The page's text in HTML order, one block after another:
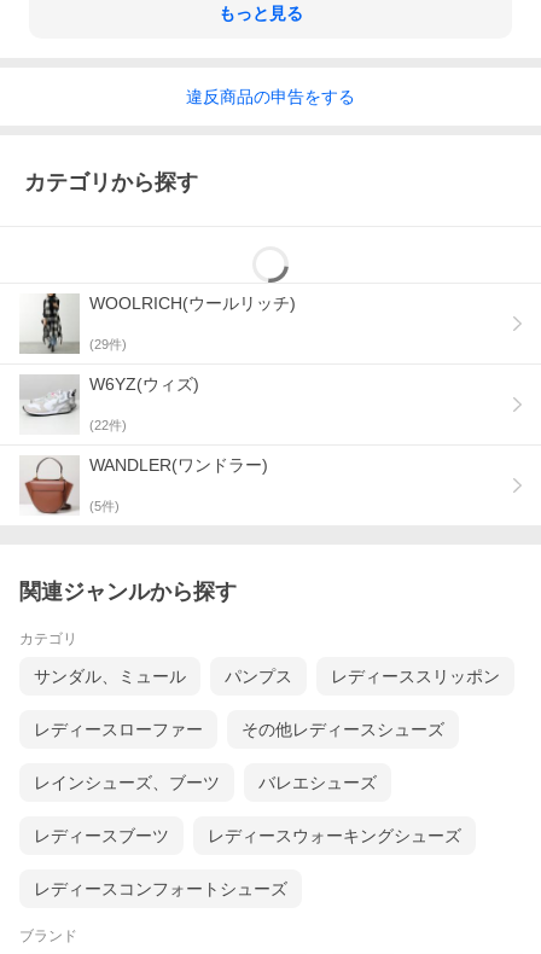
もっと見る
違反商品の申告をする
カテゴリから探す
WOOLRICH(ウールリッチ)
(29件)
W6YZ(ウィズ)
(22件)
WANDLER(ワンドラー)
(5件)
関連ジャンルから探す
カテゴリ
サンダル、ミュール パンプス レディーススリッポン
レディースローファー その他レディースシューズ
レインシューズ、ブーツ バレエシューズ
レディースブーツ レディースウォーキングシューズ
レディースコンフォートシューズ
ブランド